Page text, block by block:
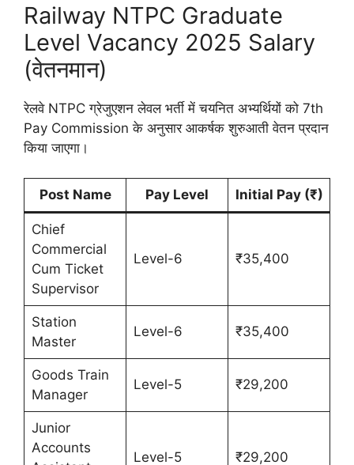
Railway NTPC Graduate
Level Vacancy 2025 Salary
(वेतनमान)
रेलवे NTPC ग्रेजुएशन लेवल भर्ती में चयनित अभ्यर्थियों को 7th
Pay Commission के अनुसार आकर्षक शुरुआती वेतन प्रदान
किया जाएगा।
Post Name Pay Level Initial Pay (₹)
Chief
Commercial
Cum Ticket
Supervisor
Level-6 ₹35,400
Station
Master
Level-6 ₹35,400
Goods Train
Manager
Level-5 ₹29,200
Junior
Accounts
Level-5 ₹29,200